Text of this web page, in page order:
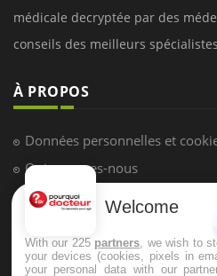
médicale decryptée par des
conseils des meilleurs
À PROPOS
Données personnelles et
Qui sommes-nous
Conditions d'utilisation
Mentions Légales
Welcome
With our 225 partners , we wish to
your devices (cookies, pixels in
your personal data with our